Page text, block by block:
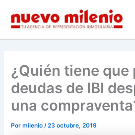
contenido
¿Quién tiene que
deudas de IBI
una
Pormilenio /23 octubre, 2019